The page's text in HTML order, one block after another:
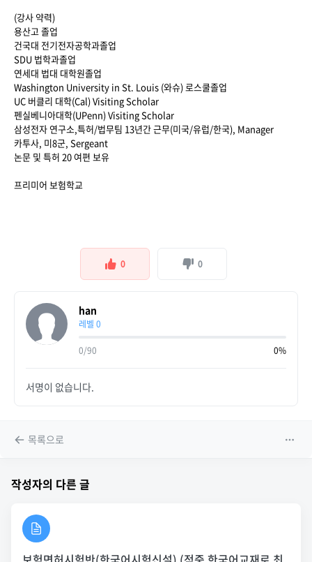
(강사 약력)
용산고 졸업
건국대 전기전자공학과졸업
SDU 법학과졸업
연세대 법대 대학원졸업
Washington University in St. Louis (와슈) 로스쿨졸업
UC 버클리 대학(Cal) Visiting Scholar
펜실베니아대학(UPenn) Visiting Scholar
삼성전자 연구소,특허/법무팀 13년간 근무(미국/유럽/한국), Manager
카투사, 미8군, Sergeant
논문 및 특허 20 여편 보유
프리미어 보험학교
0 0
han
레벨 0
0/90 0%
서명이 없습니다.
목록으로
작성자의 다른 글